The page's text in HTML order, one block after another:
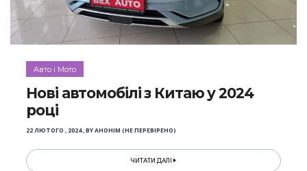
Авто і Мото
Нові автомобілі з Китаю у 2024
році
22 ЛЮТОГО , 2024,BYАНОНІМ (НЕ ПЕРЕВІРЕНО)
ЧИТАТИ ДАЛІ